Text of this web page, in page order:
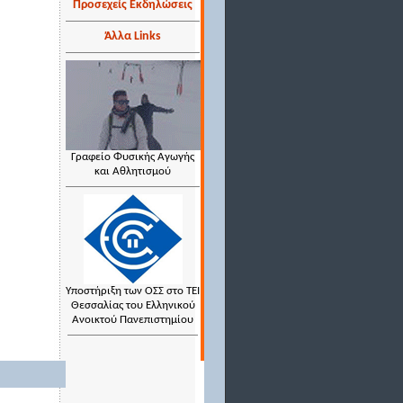
Προσεχείς Εκδηλώσεις
Άλλα Links
Γραφείο Φυσικής Αγωγής
και Αθλητισμού
Υποστήριξη των ΟΣΣ στο ΤΕΙ
Θεσσαλίας του Ελληνικού
Ανοικτού Πανεπιστημίου